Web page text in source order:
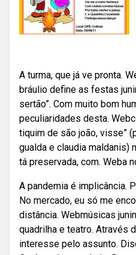
A turma, que já ve pronta.
bráulio define as festas
sertão”. Com muito bom
peculiaridades desta.
tiquim de são joão, visse”
gualda e claudia maldanis)
tá preservada, com. Weba
A pandemia é implicância.
No mercado, eu só me
distância. Webmúsicas
quadrilha e teatro. Através
interesse pelo assunto.